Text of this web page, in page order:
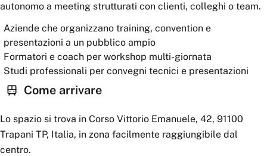
autonomo a meeting strutturati con clienti, colleghi o team.
Aziende che organizzano training, convention e
presentazioni a un pubblico ampio
Formatori e coach per workshop multi-giornata
Studi professionali per convegni tecnici e presentazioni
Come arrivare
Lo spazio si trova in Corso Vittorio Emanuele, 42, 91100
Trapani TP, Italia, in zona facilmente raggiungibile dal
centro.